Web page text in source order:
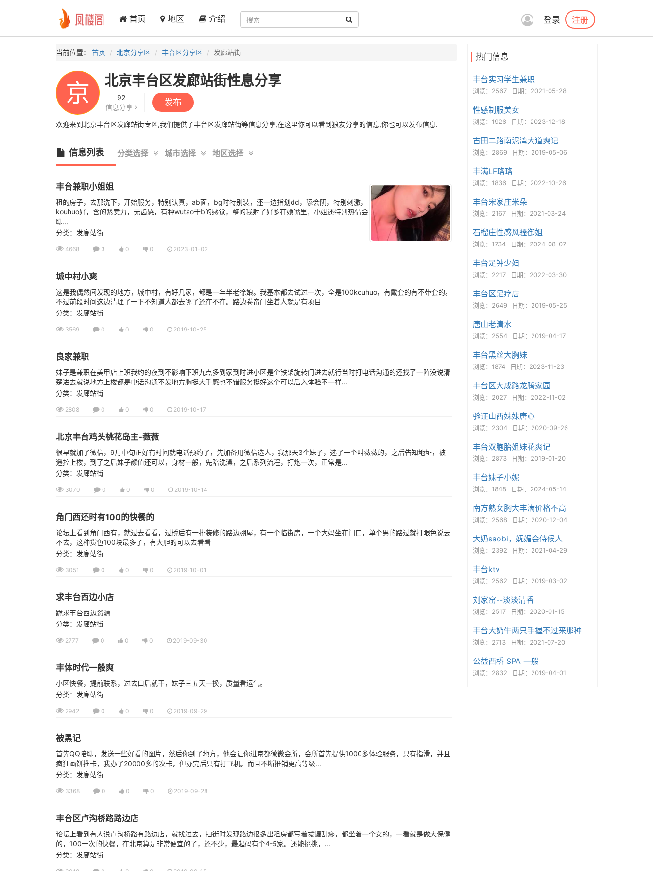
首页 地区 介绍 登录 注册
当前位置： 首页 北京分享区 丰台区分享区 发廊站街
京 北京丰台区发廊站街性息分享
92
信息分享
发布
欢迎来到北京丰台区发廊站街专区,我们提供了丰台区发廊站街等信息分享,在这里你可以看到狼友分享的信息,你也可以发布信息.
信息列表 分类选择 城市选择 地区选择
丰台兼职小姐姐
租的房子，去那洗下，开始服务，特别认真，ab面，bg时特别装，还一边指划dd，舔会阴，特别刺激，
kouhuo好，含的紧卖力，无齿感，有种wutao干b的感觉，整的我射了好多在她嘴里，小姐还特别热情会
聊...
分类：发廊站街
4668 3 0 0 2023-01-02
城中村小爽
这是我偶然间发现的地方，城中村，有好几家，都是一年半老徐娘。我基本都去试过一次，全是100kouhuo，有戴套的有不带套的。
不过前段时间这边清理了一下不知道人都去哪了还在不在。路边卷帘门坐着人就是有项目
分类：发廊站街
3569 0 0 0 2019-10-25
良家兼职
妹子是兼职在美甲店上班我约的夜到不影响下班九点多到家到时进小区是个铁架旋转门进去就行当时打电话沟通的还找了一阵没说清
楚进去就说地方上楼都是电话沟通不发地方胸挺大手感也不错服务挺好这个可以后入体验不一样...
分类：发廊站街
2808 0 0 0 2019-10-17
北京丰台鸡头桃花岛主-薇薇
很早就加了微信，9月中旬正好有时间就电话预约了，先加备用微信选人，我那天3个妹子，选了一个叫薇薇的，之后告知地址，被
遥控上楼，到了之后妹子颜值还可以，身材一般，先陪洗澡，之后系列流程，打炮一次，正常是...
分类：发廊站街
3070 0 0 0 2019-10-14
角门西还时有100的快餐的
论坛上看到角门西有，就过去看看，过桥后有一排装修的路边棚屋，有一个临街房，一个大妈坐在门口，单个男的路过就打眼色说去
不去，这种货色100块最多了，有大胆的可以去看看
分类：发廊站街
3051 0 0 0 2019-10-01
求丰台西边小店
跪求丰台西边资源
分类：发廊站街
2777 0 0 0 2019-09-30
丰体时代一般爽
小区快餐，提前联系，过去口后就干，妹子三五天一换，质量看运气。
分类：发廊站街
2942 0 0 0 2019-09-29
被黑记
首先QQ陪聊，发送一些好看的图片，然后你到了地方，他会让你进京都微微会所，会所首先提供1000多体验服务，只有指滑，并且
疯狂画饼推卡，我办了20000多的次卡，但办完后只有打飞机，而且不断推销更高等级...
分类：发廊站街
3368 0 0 0 2019-09-28
丰台区卢沟桥路路边店
论坛上看到有人说卢沟桥路有路边店，就找过去，扫街时发现路边很多出租房都写着拔罐刮痧，都坐着一个女的，一看就是做大保健
的，100一次的快餐，在北京算是非常便宜的了，还不少，最起码有个4-5家。还能挑挑，...
分类：发廊站街
热门信息
丰台实习学生兼职
浏览：2567 日期：2021-05-28
性感制服美女
浏览：1926 日期：2023-12-18
古田二路南泥湾大道爽记
浏览：2869 日期：2019-05-06
丰满LF珞珞
浏览：1836 日期：2022-10-26
丰台宋家庄米朵
浏览：2167 日期：2021-03-24
石榴庄性感风骚御姐
浏览：1734 日期：2024-08-07
丰台足钟少妇
浏览：2217 日期：2022-03-30
丰台区足疗店
浏览：2649 日期：2019-05-25
唐山老清水
浏览：2554 日期：2019-04-17
丰台黑丝大胸妹
浏览：1874 日期：2023-11-23
丰台区大成路龙腾家园
浏览：2027 日期：2022-11-02
验证山西妹妹唐心
浏览：2304 日期：2020-09-26
丰台双胞胎姐妹花爽记
浏览：2873 日期：2019-01-20
丰台妹子小妮
浏览：1848 日期：2024-05-14
南方熟女胸大丰满价格不高
浏览：2568 日期：2020-12-04
大奶saobi，妩媚会侍候人
浏览：2392 日期：2021-04-29
丰台ktv
浏览：2562 日期：2019-03-02
刘家窑--淡淡清香
浏览：2517 日期：2020-01-15
丰台大奶牛两只手握不过来那种
浏览：2713 日期：2021-07-20
公益西桥 SPA 一般
浏览：2832 日期：2019-04-01